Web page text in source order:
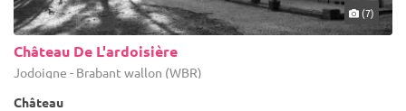
(7)
Château De L'ardoisière
Jodoigne - Brabant wallon (WBR)
Château